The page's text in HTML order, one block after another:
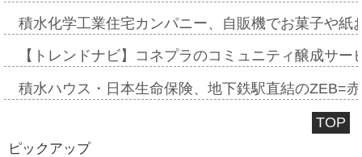
積水化学工業住宅カンパニー、自販機でお菓子や
【トレンドナビ】コネプラのコミュニティ醸成サ
積水ハウス・日本生命保険、地下鉄駅直結のZEB=
TOP
ピックアップ